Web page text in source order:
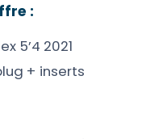
:
5’4 2021
+ inserts